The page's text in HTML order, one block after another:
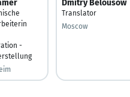
-
Dmitry Belousow
Translator
Moscow